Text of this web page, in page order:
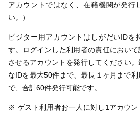
アカウントではなく、在籍機関が発行
い。）
ビジター用アカウントはしがだいIDを
す。ログインした利用者の責任におい
させるアカウントを発行してください
なIDを最大50件まで、最長１ヶ月まで
で、合計60件発行可能です。
※ ゲスト利用者お一人に対し1アカウン